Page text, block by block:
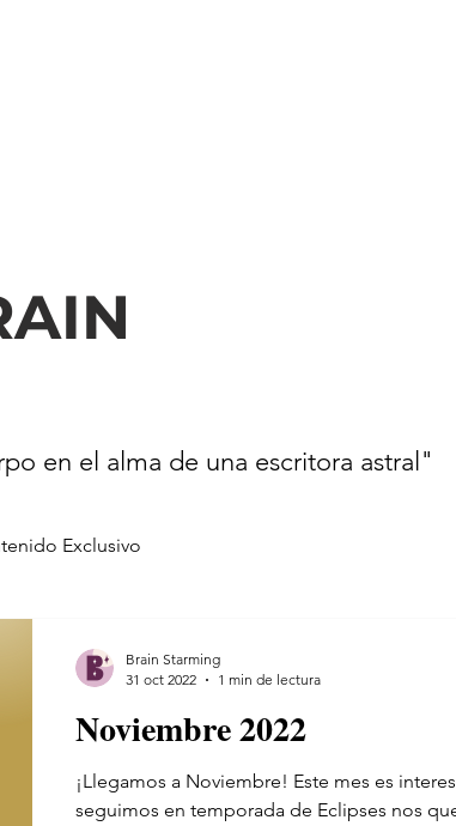
en el alma de una escritora astral"
Exclusivo
Noviembre 2022
¡Llegamos a Noviembre! Este mes es
seguimos en temporada de Eclipses nos
Brain Starming
31 oct 2022
1 min de lectura